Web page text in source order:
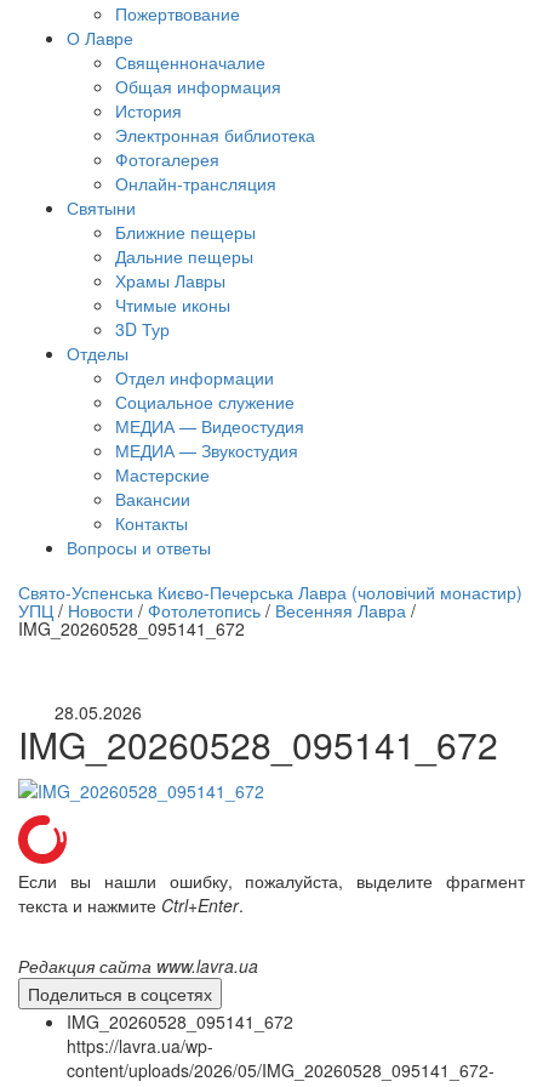
Пожертвование
О Лавре
Священноначалие
Общая информация
История
Электронная библиотека
Фотогалерея
Онлайн-трансляция
Святыни
Ближние пещеры
Дальние пещеры
Храмы Лавры
Чтимые иконы
3D Тур
Отделы
Отдел информации
Социальное служение
МЕДИА — Видеостудия
МЕДИА — Звукостудия
Мастерские
Вакансии
Контакты
Вопросы и ответы
трансляция | 12 сентября
трансляции
Свято-Успенська Києво-Печерська Лавра (чоловічий монастир)
УПЦ / Новости / Фотолетопись / Весенняя Лавра /
IMG_20260528_095141_672
28.05.2026
IMG_20260528_095141_672
Если вы нашли ошибку, пожалуйста, выделите фрагмент
текста и нажмите Ctrl+Enter.
Редакция сайта www.lavra.ua
Поделиться в соцсетях
IMG_20260528_095141_672
https://lavra.ua/wp-
content/uploads/2026/05/IMG_20260528_095141_672-